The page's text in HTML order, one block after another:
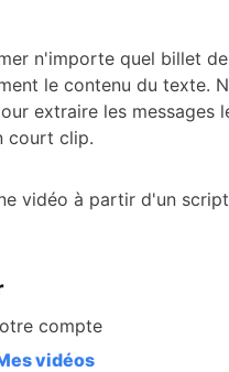
n'importe quel billet
le contenu du texte.
extraire les messages
court clip.
vidéo à partir d'un
compte
vidéos